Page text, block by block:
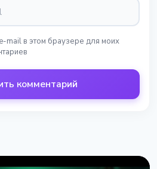
mail в этом браузере для моих
комментарий